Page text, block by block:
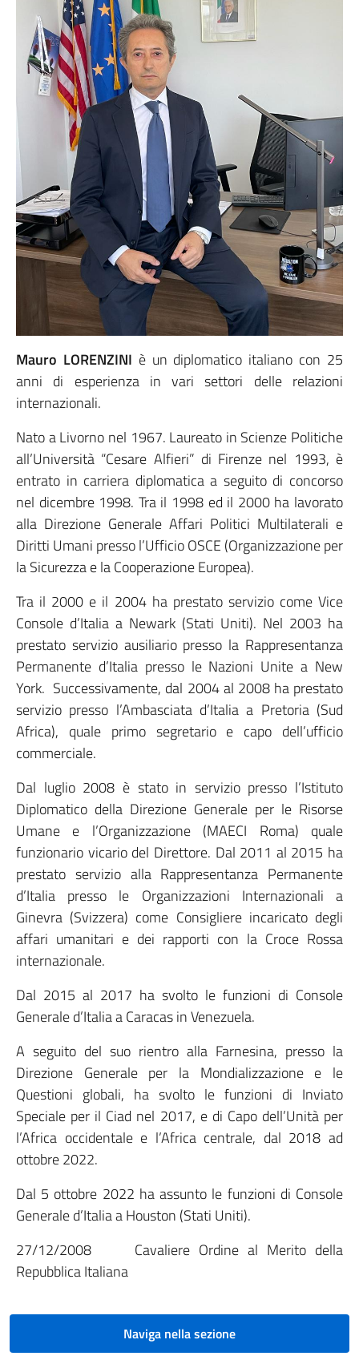
Mauro LORENZINI è un diplomatico italiano con 25
anni di esperienza in vari settori delle relazioni
internazionali.
Nato a Livorno nel 1967. Laureato in Scienze Politiche
all’Università “Cesare Alfieri” di Firenze nel 1993, è
entrato in carriera diplomatica a seguito di concorso
nel dicembre 1998. Tra il 1998 ed il 2000 ha lavorato
alla Direzione Generale Affari Politici Multilaterali e
Diritti Umani presso l’Ufficio OSCE (Organizzazione per
la Sicurezza e la Cooperazione Europea).
Tra il 2000 e il 2004 ha prestato servizio come Vice
Console d’Italia a Newark (Stati Uniti). Nel 2003 ha
prestato servizio ausiliario presso la Rappresentanza
Permanente d’Italia presso le Nazioni Unite a New
York. Successivamente, dal 2004 al 2008 ha prestato
servizio presso l’Ambasciata d’Italia a Pretoria (Sud
Africa), quale primo segretario e capo dell’ufficio
commerciale.
Dal luglio 2008 è stato in servizio presso l’Istituto
Diplomatico della Direzione Generale per le Risorse
Umane e l’Organizzazione (MAECI Roma) quale
funzionario vicario del Direttore. Dal 2011 al 2015 ha
prestato servizio alla Rappresentanza Permanente
d’Italia presso le Organizzazioni Internazionali a
Ginevra (Svizzera) come Consigliere incaricato degli
affari umanitari e dei rapporti con la Croce Rossa
internazionale.
Dal 2015 al 2017 ha svolto le funzioni di Console
Generale d’Italia a Caracas in Venezuela.
A seguito del suo rientro alla Farnesina, presso la
Direzione Generale per la Mondializzazione e le
Questioni globali, ha svolto le funzioni di Inviato
Speciale per il Ciad nel 2017, e di Capo dell’Unità per
l’Africa occidentale e l’Africa centrale, dal 2018 ad
ottobre 2022.
Dal 5 ottobre 2022 ha assunto le funzioni di Console
Generale d’Italia a Houston (Stati Uniti).
27/12/2008 Cavaliere Ordine al Merito della
Repubblica Italiana
Naviga nella sezione